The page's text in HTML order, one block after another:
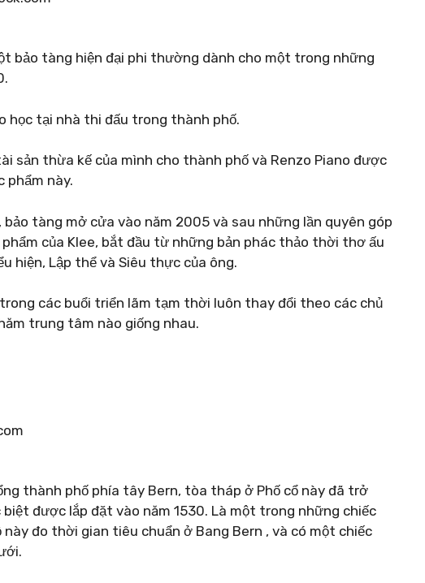
bảo tàng hiện đại phi thường dành cho một trong những
học tại nhà thi đấu trong thành phố.
sản thừa kế của mình cho thành phố và Renzo Piano được
phẩm này.
tàng mở cửa vào năm 2005 và sau những lần quyên góp
của Klee, bắt đầu từ những bản phác thảo thời thơ ấu
hiện, Lập thể và Siêu thực của ông.
các buổi triển lãm tạm thời luôn thay đổi theo các chủ
trung tâm nào giống nhau.
thành phố phía tây Bern, tòa tháp ở Phố cổ này đã trở
được lắp đặt vào năm 1530. Là một trong những chiếc
này đo thời gian tiêu chuẩn ở Bang Bern , và có một chiếc